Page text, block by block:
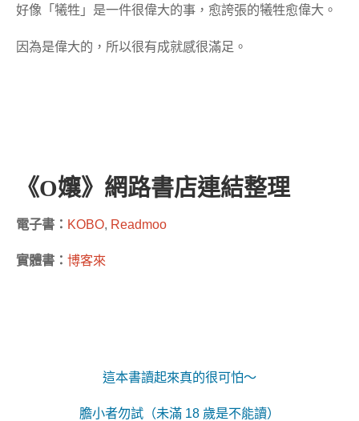
好像「犧牲」是一件很偉大的事，愈誇張的犧牲愈偉大。
因為是偉大的，所以很有成就感很滿足。
《O孃》網路書店連結整理
電子書： KOBO, Readmoo
實體書：博客來
這本書讀起來真的很可怕～
膽小者勿試（未滿 18 歲是不能讀）